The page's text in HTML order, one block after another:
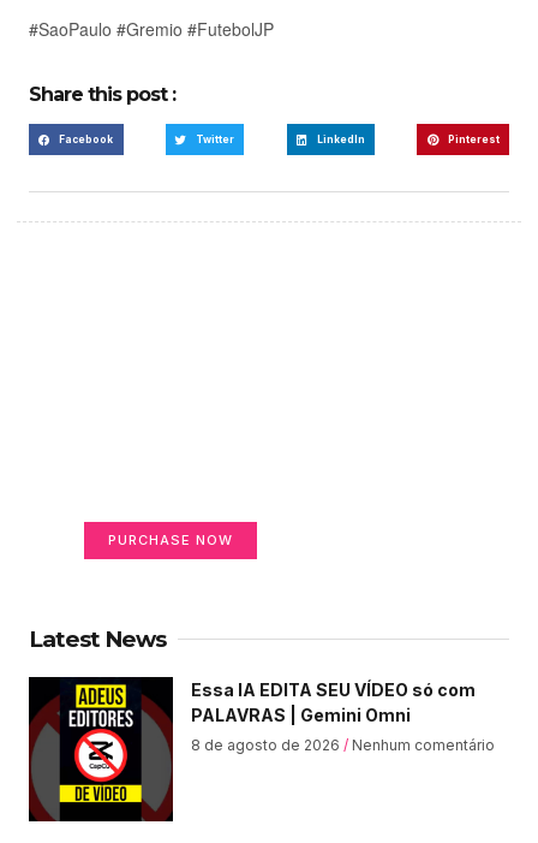
#SaoPaulo #Gremio #FutebolJP
Share this post :
Facebook Twitter LinkedIn Pinterest
PURCHASE NOW
Latest News
Essa IA EDITA SEU VÍDEO só com
PALAVRAS | Gemini Omni
8 de agosto de 2026 Nenhum comentário